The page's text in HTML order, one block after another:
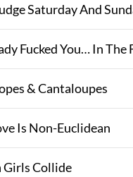
Saturday And
Fucked You… In The
& Cantaloupes
Is Non-Euclidean
Girls Collide